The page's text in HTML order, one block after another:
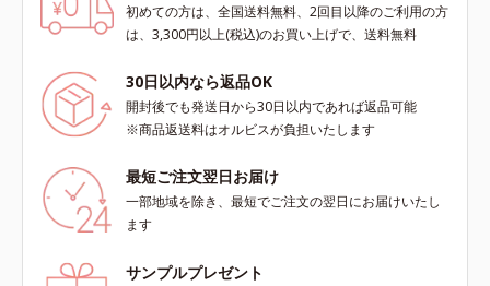
初めての方は、全国送料無料、2回目以降のご利用の方
は、3,300円以上(税込)のお買い上げで、送料無料
30日以内なら返品OK
開封後でも発送日から30日以内であれば返品可能
※商品返送料はオルビスが負担いたします
最短ご注文翌日お届け
一部地域を除き、最短でご注文の翌日にお届けいたし
ます
サンプルプレゼント